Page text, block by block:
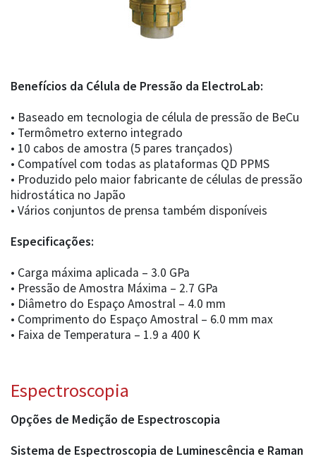
Benefícios da Célula de Pressão da ElectroLab:
• Baseado em tecnologia de célula de pressão de BeCu
• Termômetro externo integrado
• 10 cabos de amostra (5 pares trançados)
• Compatível com todas as plataformas QD PPMS
• Produzido pelo maior fabricante de células de pressão
hidrostática no Japão
• Vários conjuntos de prensa também disponíveis
Especificações:
• Carga máxima aplicada – 3.0 GPa
• Pressão de Amostra Máxima – 2.7 GPa
• Diâmetro do Espaço Amostral – 4.0 mm
• Comprimento do Espaço Amostral – 6.0 mm max
• Faixa de Temperatura – 1.9 a 400 K
Espectroscopia
Opções de Medição de Espectroscopia
Sistema de Espectroscopia de Luminescência e Raman